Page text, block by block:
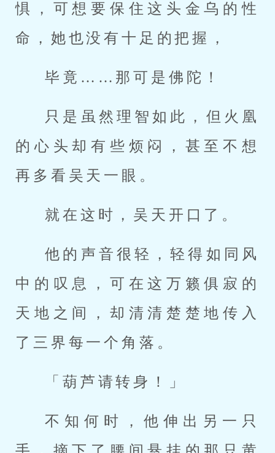
惧，可想要保住这头金乌的性
命，她也没有十足的把握，
毕竟……那可是佛陀！
只是虽然理智如此，但火凰
的心头却有些烦闷，甚至不想
再多看吴天一眼。
就在这时，吴天开口了。
他的声音很轻，轻得如同风
中的叹息，可在这万籁俱寂的
天地之间，却清清楚楚地传入
了三界每一个角落。
「葫芦请转身！」
不知何时，他伸出另一只